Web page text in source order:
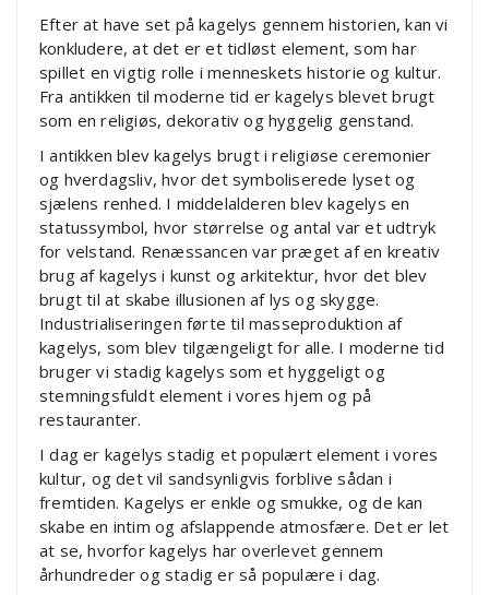
Efter at have set på kagelys gennem historien, kan vi
konkludere, at det er et tidløst element, som har
spillet en vigtig rolle i menneskets historie og kultur.
Fra antikken til moderne tid er kagelys blevet brugt
som en religiøs, dekorativ og hyggelig genstand.
I antikken blev kagelys brugt i religiøse ceremonier
og hverdagsliv, hvor det symboliserede lyset og
sjælens renhed. I middelalderen blev kagelys en
statussymbol, hvor størrelse og antal var et udtryk
for velstand. Renæssancen var præget af en kreativ
brug af kagelys i kunst og arkitektur, hvor det blev
brugt til at skabe illusionen af lys og skygge.
Industrialiseringen førte til masseproduktion af
kagelys, som blev tilgængeligt for alle. I moderne tid
bruger vi stadig kagelys som et hyggeligt og
stemningsfuldt element i vores hjem og på
restauranter.
I dag er kagelys stadig et populært element i vores
kultur, og det vil sandsynligvis forblive sådan i
fremtiden. Kagelys er enkle og smukke, og de kan
skabe en intim og afslappende atmosfære. Det er let
at se, hvorfor kagelys har overlevet gennem
århundreder og stadig er så populære i dag.